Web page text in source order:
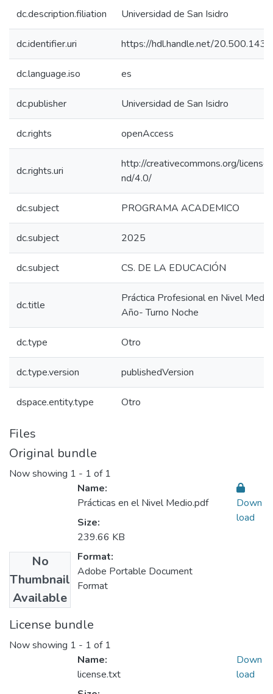
dc.description.filiation Universidad de San Isidro
dc.identifier.uri https://hdl.handle.net/
dc.language.iso es
dc.publisher Universidad de San Isidro
dc.rights openAccess
dc.rights.uri
http://creativecommons.org/
nd/4.0/
dc.subject PROGRAMA ACADEMICO
dc.subject 2025
dc.subject CS. DE LA EDUCACIÓN
dc.title
Práctica Profesional en Nivel
Año- Turno Noche
dc.type Otro
dc.type.version publishedVersion
dspace.entity.type Otro
Files
Original bundle
Now showing 1 - 1 of 1
No
Thumbnail
Available
Name:
Prácticas en el Nivel Medio.pdf
Size:
239.66 KB
Format:
Adobe Portable Document
Format
Down
load
License bundle
Now showing 1 - 1 of 1
Name:
license.txt
Down
load